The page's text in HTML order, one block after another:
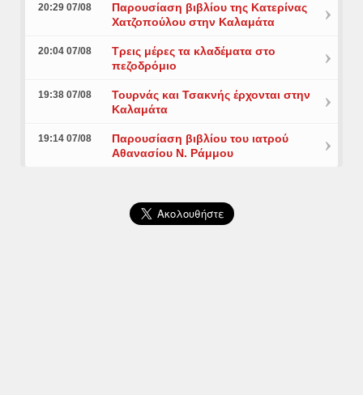
20:29 07/08
Παρουσίαση βιβλίου της Κατερίνας
Χατζοπούλου στην Καλαμάτα
20:04 07/08
Τρεις μέρες τα κλαδέματα στο
πεζοδρόμιο
19:38 07/08
Τουρνάς και Τσακνής έρχονται στην
Καλαμάτα
19:14 07/08
Παρουσίαση βιβλίου του ιατρού
Αθανασίου Ν. Ράμμου